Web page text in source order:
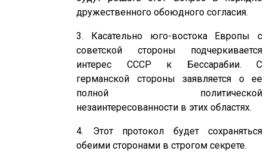
дружественного обоюдного согласия.
3. Касательно юго-востока Европы с
советской стороны подчеркивается
интерес СССР к Бессарабии. С
германской стороны заявляется о ее
полной политической
незаинтересованности в этих областях.
4. Этот протокол будет сохраняться
обеими сторонами в строгом секрете.